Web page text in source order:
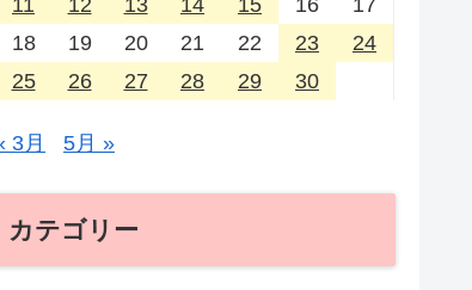
11
12 13 14 15 16
17
18
19 20 21 22 23
24
25
26 27 28 29 30
3月 5月 »
カテゴリー